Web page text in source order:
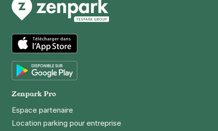
App Store
Zenpark Pro
Espace partenaire
Location parking pour entreprise